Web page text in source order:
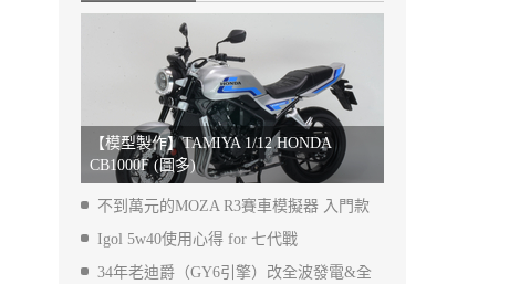
【模型製作】TAMIYA 1/12 HONDA
CB1000F (圖多)
不到萬元的MOZA R3賽車模擬器 入門款
Igol 5w40使用心得 for 七代戰
34年老迪爵（GY6引擎）改全波發電&全